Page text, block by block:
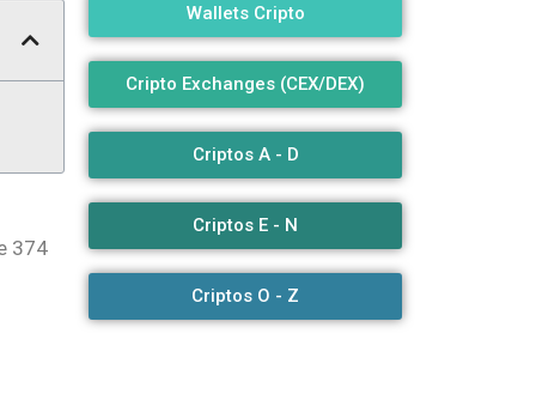
374
Wallets Cripto
Cripto Exchanges (CEX/DEX)
Criptos A - D
Criptos E - N
Criptos O - Z